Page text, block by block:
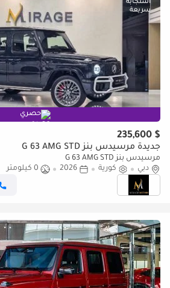
حصري
$ 235,600
جديدة مرسيدس بنز G 63 AMG STD
مرسيدس بنز G 63 AMG STD
دبي
كورية 2026
0 كيلومتر